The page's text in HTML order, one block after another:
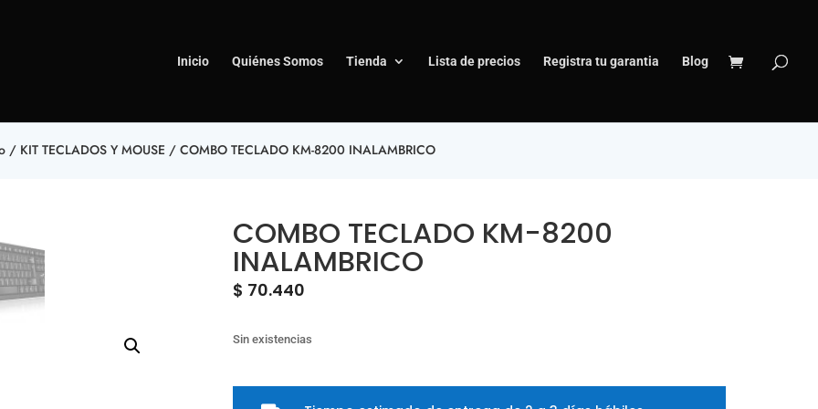
Inicio Quiénes Somos Tienda Lista de precios Registra tu garantia Blog
/ KIT TECLADOS Y MOUSE / COMBO TECLADO KM-8200 INALAMBRICO
COMBO TECLADO KM-8200
INALAMBRICO
$ 70.440
Sin existencias